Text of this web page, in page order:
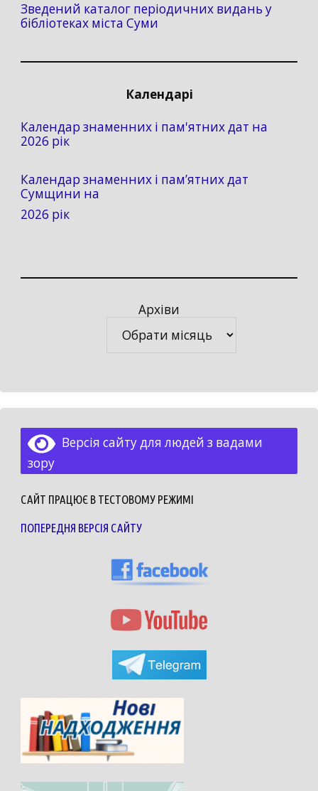
Зведений каталог періодичних видань у
бібліотеках міста Суми
Календарі
Календар знаменних і пам'ятних дат на
2026 рік
Календар знаменних і пам’ятних дат
Сумщини на
2026 рік
Архіви
Версія сайту для людей з вадами
зору
САЙТ ПРАЦЮЄ В ТЕСТОВОМУ РЕЖИМІ
ПОПЕРЕДНЯ ВЕРСІЯ САЙТУ